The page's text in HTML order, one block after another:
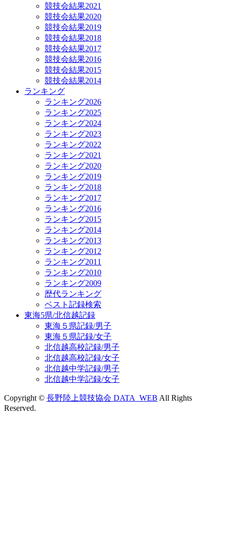
競技会結果2021
競技会結果2020
競技会結果2019
競技会結果2018
競技会結果2017
競技会結果2016
競技会結果2015
競技会結果2014
ランキング
ランキング2026
ランキング2025
ランキング2024
ランキング2023
ランキング2022
ランキング2021
ランキング2020
ランキング2019
ランキング2018
ランキング2017
ランキング2016
ランキング2015
ランキング2014
ランキング2013
ランキング2012
ランキング2011
ランキング2010
ランキング2009
歴代ランキング
ベスト記録検索
東海5県/北信越記録
東海５県記録/男子
東海５県記録/女子
北信越高校記録/男子
北信越高校記録/女子
北信越中学記録/男子
北信越中学記録/女子
Copyright © 長野陸上競技協会 DATA_WEB All Rights
Reserved.